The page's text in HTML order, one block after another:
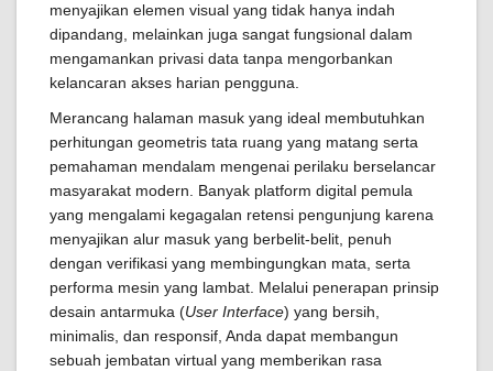
menyajikan elemen visual yang tidak hanya indah
dipandang, melainkan juga sangat fungsional dalam
mengamankan privasi data tanpa mengorbankan
kelancaran akses harian pengguna.
Merancang halaman masuk yang ideal membutuhkan
perhitungan geometris tata ruang yang matang serta
pemahaman mendalam mengenai perilaku berselancar
masyarakat modern. Banyak platform digital pemula
yang mengalami kegagalan retensi pengunjung karena
menyajikan alur masuk yang berbelit-belit, penuh
dengan verifikasi yang membingungkan mata, serta
performa mesin yang lambat. Melalui penerapan prinsip
desain antarmuka (User Interface) yang bersih,
minimalis, dan responsif, Anda dapat membangun
sebuah jembatan virtual yang memberikan rasa